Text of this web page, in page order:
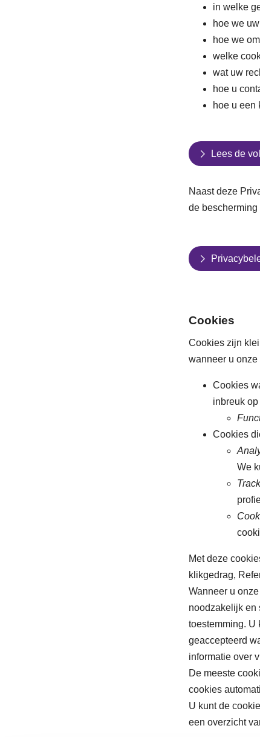
in welke
hoe we
hoe we
welke
wat uw
hoe u
hoe u een
Lees de
Naast deze
de
Cookies
Cookies zijn
wanneer u
Cookies
inbreuk
Cookies
We
Met deze
klikgedrag,
Wanneer u
noodzakelijk en
toestemming. U
geaccepteerd
informatie over
De meeste
cookies
U kunt de
een overzicht